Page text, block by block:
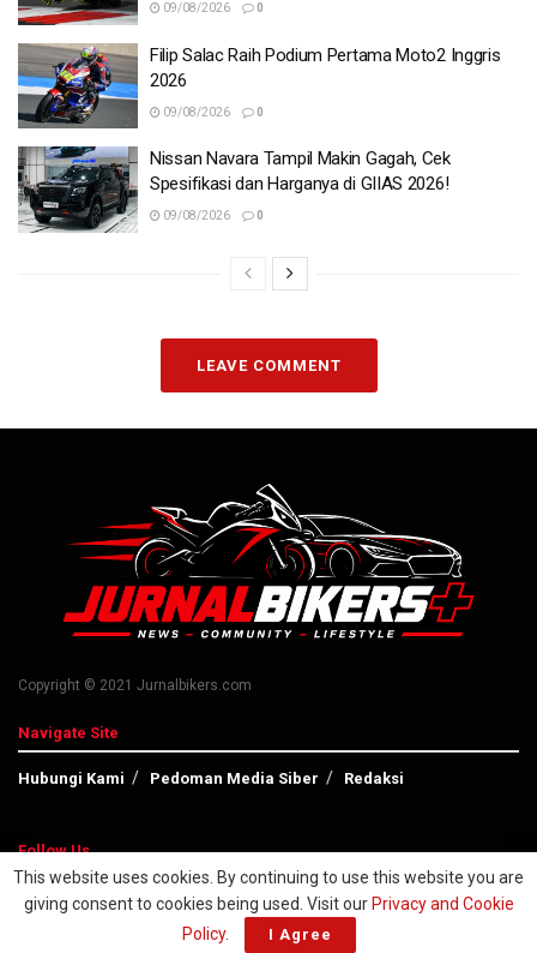
09/08/2026 0
Filip Salac Raih Podium Pertama Moto2 Inggris
2026
09/08/2026 0
Nissan Navara Tampil Makin Gagah, Cek
Spesifikasi dan Harganya di GIIAS 2026!
09/08/2026 0
LEAVE COMMENT
Copyright © 2021 Jurnalbikers.com
Navigate Site
Hubungi Kami Pedoman Media Siber Redaksi
Follow Us
This website uses cookies. By continuing to use this website you are
giving consent to cookies being used. Visit our Privacy and Cookie
Policy. I Agree